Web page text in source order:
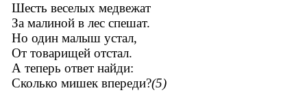
Шесть веселых медвежат
За малиной в лес спешат.
Но один малыш устал,
От товарищей отстал.
А теперь ответ найди:
Сколько мишек впереди?(5)